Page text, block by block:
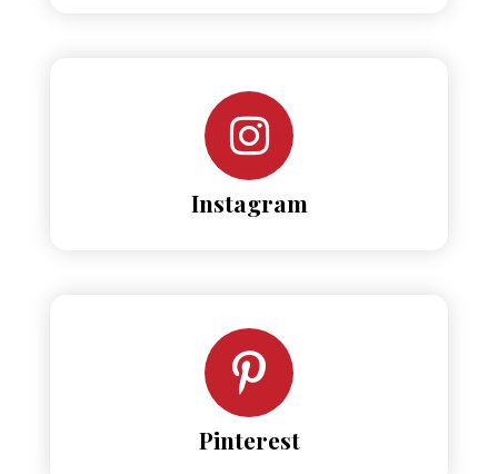
Instagram
Pinterest